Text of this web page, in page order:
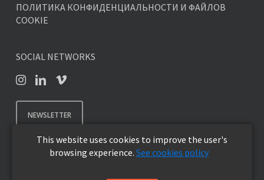
ПОЛИТИКА КОНФИДЕНЦИАЛЬНОСТИ И ФАЙЛОВ
COOKIE
SOCIAL NETWORKS
NEWSLETTER
This website uses cookies to improve the user's
browsing experience. See cookies policy